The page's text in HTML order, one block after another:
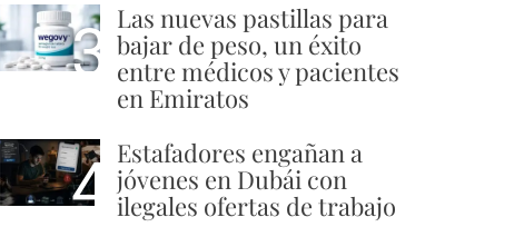
3 Las nuevas pastillas para
bajar de peso, un éxito
entre médicos y pacientes
en Emiratos
4 Estafadores engañan a
jóvenes en Dubái con
ilegales ofertas de trabajo